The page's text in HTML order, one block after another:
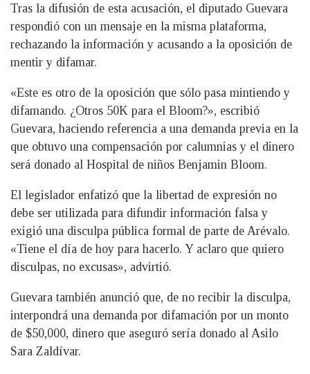
Tras la difusión de esta acusación, el diputado Guevara
respondió con un mensaje en la misma plataforma,
rechazando la información y acusando a la oposición de
mentir y difamar.
«Este es otro de la oposición que sólo pasa mintiendo y
difamando. ¿Otros 50K para el Bloom?», escribió
Guevara, haciendo referencia a una demanda previa en la
que obtuvo una compensación por calumnias y el dinero
será donado al Hospital de niños Benjamin Bloom.
El legislador enfatizó que la libertad de expresión no
debe ser utilizada para difundir información falsa y
exigió una disculpa pública formal de parte de Arévalo.
«Tiene el día de hoy para hacerlo. Y aclaro que quiero
disculpas, no excusas», advirtió.
Guevara también anunció que, de no recibir la disculpa,
interpondrá una demanda por difamación por un monto
de $50,000, dinero que aseguró sería donado al Asilo
Sara Zaldívar.